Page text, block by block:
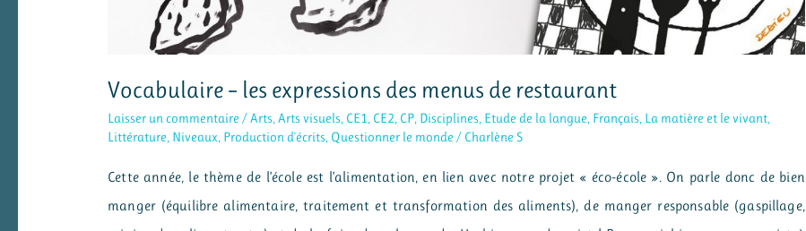
Vocabulaire – les expressions des menus de restaurant
Laisser un commentaire /Arts,Arts visuels, CE1, CE2, CP, Disciplines, Etude de la langue, Français, La matière et le vivant,
Littérature, Niveaux, Production d'écrits, Questionner le monde / Charlène S
Cette année, le thème de l’école est l’alimentation, en lien avec notre projet « éco-école ». On parle donc de bien
manger (équilibre alimentaire, traitement et transformation des aliments), de manger responsable (gaspillage,